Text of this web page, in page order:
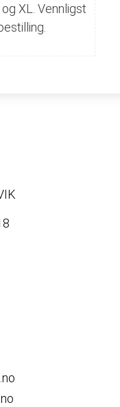
XL. Vennligst